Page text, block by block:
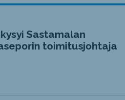
Sastamalan
toimitusjohtaja